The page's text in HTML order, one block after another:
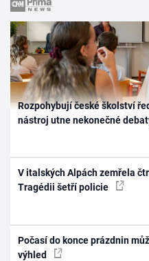
Rozpohybují české školství
nástroj utne nekonečné
V italských Alpách zemřela
Tragédii šetří policie
Počasí do konce prázdnin
výhled